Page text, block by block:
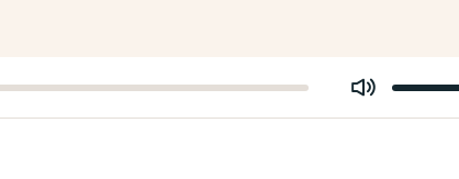
Modifier
volume